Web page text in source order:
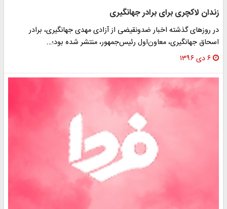
زندان لاکچری برای برادر جهانگیری
در روز‌های گذشته اخبار ضدو‌نقیضی از آزادی مهدی جهانگیری، برادر
اسحاق جهانگیری، معاون‌اول رئیس‌جمهور، منتشر شده بود؛…
۶ دی ۱۳۹۶